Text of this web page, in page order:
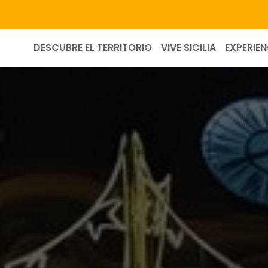
DESCUBRE EL TERRITORIO VIVE SICILIA